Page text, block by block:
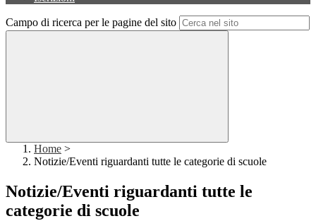
Campo di ricerca per le pagine del sito
Home >
Notizie/Eventi riguardanti tutte le categorie di scuole
Notizie/Eventi riguardanti tutte le
categorie di scuole